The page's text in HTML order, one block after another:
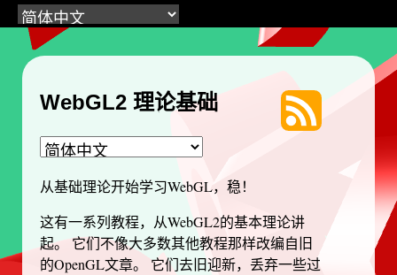
WebGL2 理论基础
从基础理论开始学习WebGL，稳！
这有一系列教程，从WebGL2的基本理论讲
起。 它们不像大多数其他教程那样改编自旧
的OpenGL文章。 它们去旧迎新，丢弃一些过